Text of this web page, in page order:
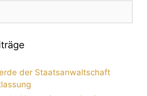
der Staatsanwaltschaft